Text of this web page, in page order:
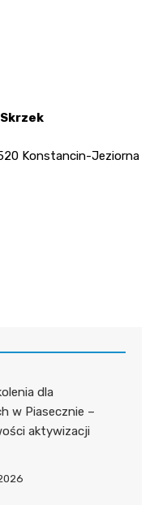
Konstancin-Jeziorna
dla
w Piasecznie –
aktywizacji